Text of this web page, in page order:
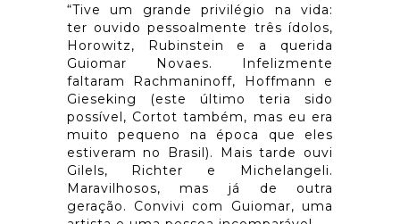
“Tive um grande privilégio na vida:
ter ouvido pessoalmente três ídolos,
Horowitz, Rubinstein e a querida
Guiomar Novaes. Infelizmente
faltaram Rachmaninoff, Hoffmann e
Gieseking (este último teria sido
possível, Cortot também, mas eu era
muito pequeno na época que eles
estiveram no Brasil). Mais tarde ouvi
Gilels, Richter e Michelangeli.
Maravilhosos, mas já de outra
geração. Convivi com Guiomar, uma